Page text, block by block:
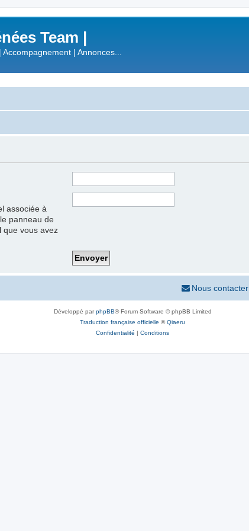
Team |
| Annonces...
associée à
panneau de
que vous avez
Nous contacter
Développé parphpBB® Forum Software © phpBB Limited
Traduction française officielle ©Qiaeru
Confidentialité | Conditions